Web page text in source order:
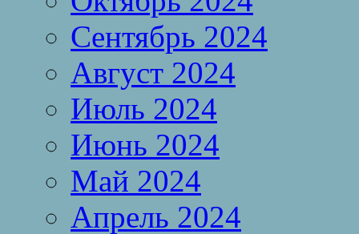
Сентябрь 2024
Август 2024
Июль 2024
Июнь 2024
Май 2024
Апрель 2024